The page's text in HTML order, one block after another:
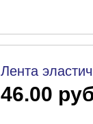
Лента
46.00